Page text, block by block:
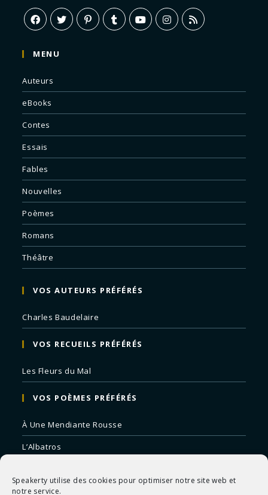
Speakerty utilise des cookies pour optimiser notre site web et
notre service.
MENU
Auteurs
eBooks
Contes
Essais
Fables
Nouvelles
Poèmes
Romans
Théâtre
VOS AUTEURS PRÉFÉRÉS
Charles Baudelaire
VOS RECUEILS PRÉFÉRÉS
Les Fleurs du Mal
VOS POÈMES PRÉFÉRÉS
À Une Mendiante Rousse
L’Albatros
Remords Posthume